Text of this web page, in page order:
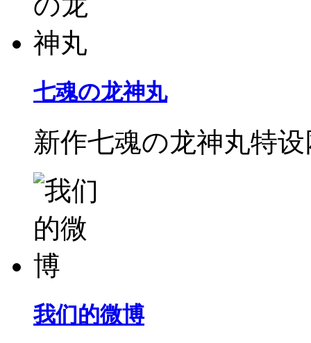
七魂の龙神丸
新作七魂の龙神丸特
我们的微博